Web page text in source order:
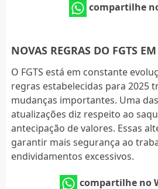
compartilhe
NOVAS REGRAS DO FGTS
O FGTS está em constante
regras estabelecidas para 2025
mudanças importantes. Uma
atualizações diz respeito ao
antecipação de valores. Essas
garantir mais segurança ao
endividamentos excessivos.
compartilhe no